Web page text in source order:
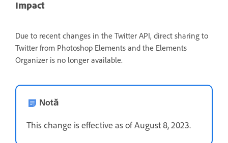
Impact
Due to recent changes in the Twitter API, direct sharing to
Twitter from Photoshop Elements and the Elements
Organizer is no longer available.
Notă
This change is effective as of August 8, 2023.